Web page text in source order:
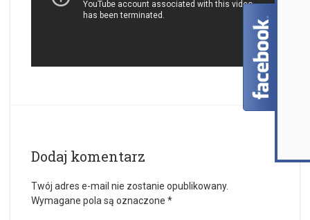
Dodaj komentarz
Twój adres e-mail nie zostanie opublikowany.
Wymagane pola są oznaczone *